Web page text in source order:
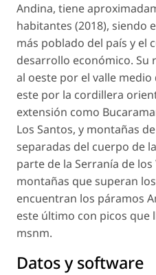
Andina, tiene
habitantes (2018), siendo
más poblado del país y el
desarrollo económico. Su
al oeste por el valle
este por la cordillera
extensión como
Los Santos, y montañas
separadas del cuerpo de
parte de la Serranía de
montañas que superan
encuentran los páramos
este último con picos que
msnm.
Datos y software